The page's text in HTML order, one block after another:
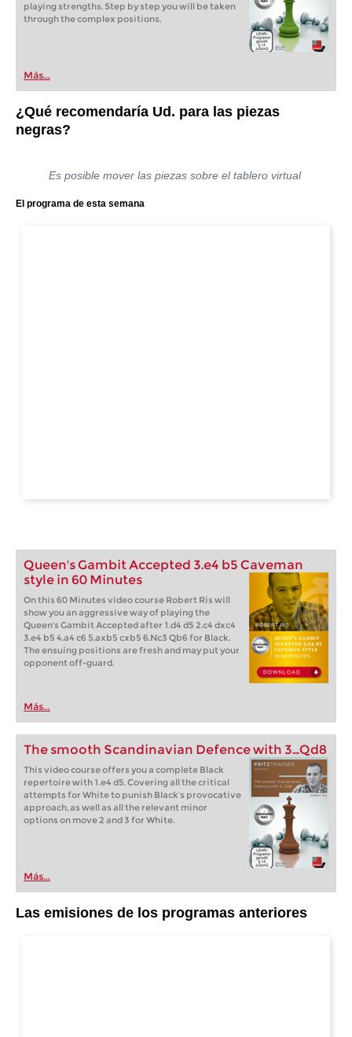
playing strengths. Step by step you will be taken
through the complex positions.
Más...
¿Qué recomendaría Ud. para las piezas
negras?
Es posible mover las piezas sobre el tablero virtual
El programa de esta semana
Queen's Gambit Accepted 3.e4 b5 Caveman
style in 60 Minutes
On this 60 Minutes video course Robert Ris will
show you an aggressive way of playing the
Queen's Gambit Accepted after 1.d4 d5 2.c4 dxc4
3.e4 b5 4.a4 c6 5.axb5 cxb5 6.Nc3 Qb6 for Black.
The ensuing positions are fresh and may put your
opponent off-guard.
Más...
The smooth Scandinavian Defence with 3...Qd8
This video course offers you a complete Black
repertoire with 1.e4 d5. Covering all the critical
attempts for White to punish Black’s provocative
approach, as well as all the relevant minor
options on move 2 and 3 for White.
Más...
Las emisiones de los programas anteriores